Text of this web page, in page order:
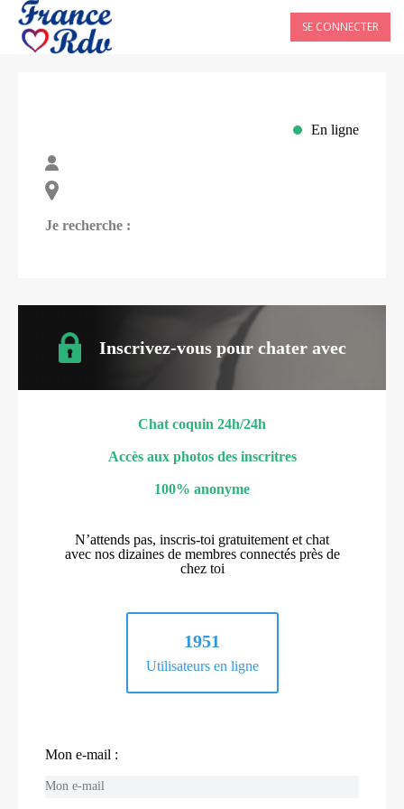
SE CONNECTER
En ligne
Je recherche :
Inscrivez-vous pour chater avec
Chat coquin 24h/24h
Accès aux photos des inscritres
100% anonyme
N’attends pas, inscris-toi gratuitement et chat
avec nos dizaines de membres connectés près de
chez toi
1951
Utilisateurs en ligne
Mon e-mail :